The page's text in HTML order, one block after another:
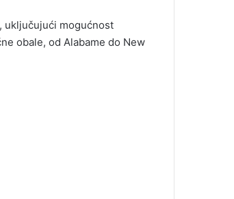
uključujući mogućnost
obale, od Alabame do New